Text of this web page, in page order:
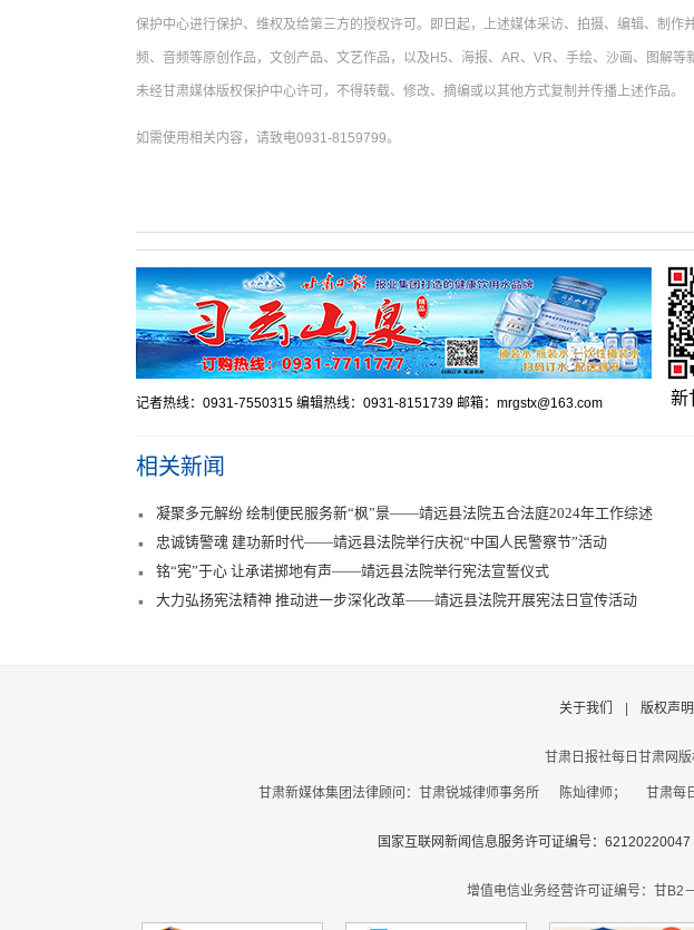
保护中心进行保护、维权及给第三方的授权许可。即日起，上述媒体采访、拍摄、编辑、制作
频、音频等原创作品，文创产品、文艺作品，以及H5、海报、AR、VR、手绘、沙画、图解等
未经甘肃媒体版权保护中心许可，不得转载、修改、摘编或以其他方式复制并传播上述作品。
如需使用相关内容，请致电0931-8159799。
记者热线：0931-7550315 编辑热线：0931-8151739 邮箱：mrgstx@163.com 新
相关新闻
凝聚多元解纷 绘制便民服务新“枫”景——靖远县法院五合法庭2024年工作综述
忠诚铸警魂 建功新时代——靖远县法院举行庆祝“中国人民警察节”活动
铭“宪”于心 让承诺掷地有声——靖远县法院举行宪法宣誓仪式
大力弘扬宪法精神 推动进一步深化改革——靖远县法院开展宪法日宣传活动
关于我们 版权声明
甘肃日报社每日甘肃网
甘肃新媒体集团法律顾问：甘肃锐城律师事务所 陈灿律师； 甘肃
国家互联网新闻信息服务许可证编号：
增值电信业务经营许可证编号：甘B2